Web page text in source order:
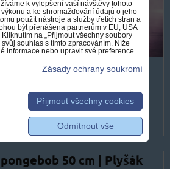
50 cm | Plyšák
k vylepšení vaší návštěvy tohoto
a ke shromažďování údajů o jeho
použít nástroje a služby třetích stran a
být přenášena partnerům v EU, USA
na „Přijmout všechny soubory
souhlas s tímto zpracováním. Níže
informace nebo upravit své preference.
Zásady ochrany soukromí
Přijmout všechny cookies
Odmítnout vše